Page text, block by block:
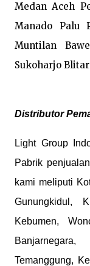
Medan Aceh
Manado Palu
Muntilan
Sukoharjo
Distributor
Light Group
Pabrik
kami meliputi
Gunungkidul,
Kebumen,
Temanggung,